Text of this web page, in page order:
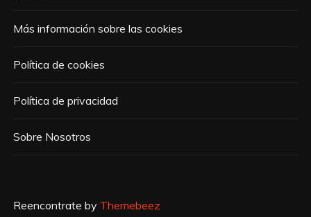
Más información sobre las cookies
Política de cookies
Política de privacidad
Sobre Nosotros
Reencontrate by Themebeez